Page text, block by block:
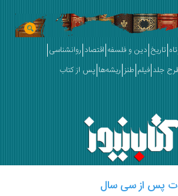
تاریخ دین و فلسفه اقتصاد روانشناسی
جلد فیلم طنز ریشه‌ها پس از کتاب
پس از سی سال